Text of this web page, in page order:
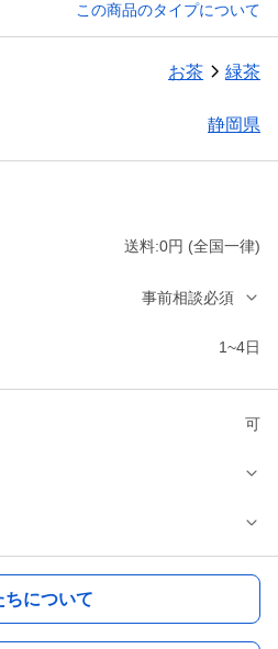
この商品のタイプについて
お茶 緑茶
静岡県
送料:0円 (全国一律)
事前相談必須
1~4日
可
ちについて